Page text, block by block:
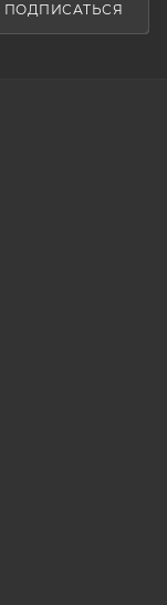
ПОДПИСАТЬСЯ